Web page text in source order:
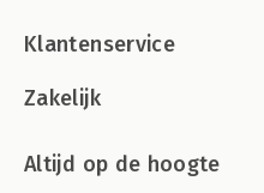
Klantenservice
Zakelijk
Altijd op de hoogte